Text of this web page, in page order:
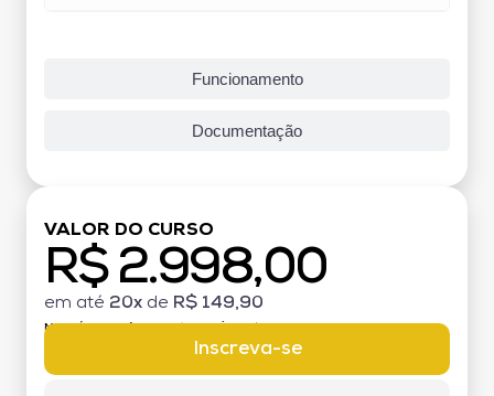
Funcionamento
Documentação
VALOR DO CURSO
R$ 2.998,00
em até 20x de R$ 149,90
MATRÍCULA:
Inscreva-se